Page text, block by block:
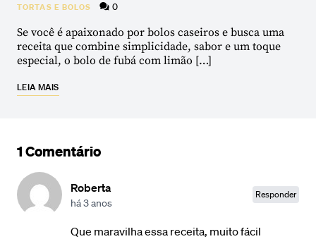
TORTAS E BOLOS 0
Se você é apaixonado por bolos caseiros e busca uma
receita que combine simplicidade, sabor e um toque
especial, o bolo de fubá com limão […]
LEIA MAIS
1 Comentário
Roberta
há 3 anos
Responder
Que maravilha essa receita, muito fácil